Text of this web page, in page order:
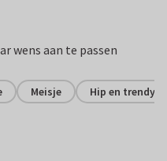
wens aan te passen
Meisje Hip en trendy